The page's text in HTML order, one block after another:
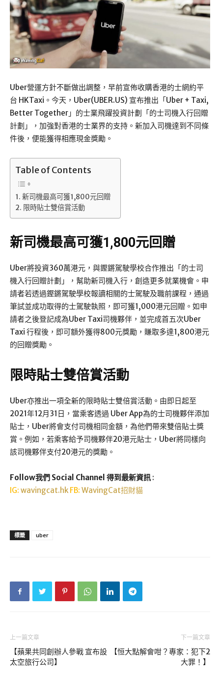
Uber營運方針不斷做出調整，早前宣佈收購香港的士網約平
台 HKTaxi。今天，Uber(UBER.US) 宣布推出「Uber + Taxi,
Better Together」的士業飛躍投資計劃「的士司機入行回贈
計劃」，加強對香港的士業界的支持。新加入司機達到不同條
件後，便能獲得相應現金獎勵。
Table of Contents
新司機最高可獲1,800元回贈
限時貼士雙倍賞活動
新司機最高可獲1,800元回贈
Uber將投資360萬港元，與鏗鏘駕駛學校合作推出「的士司
機入行回贈計劃」，幫助新司機入行，創造更多就業機會。申
請者若透過鏗鏘駕駛學校報讀相關的士駕駛及職前課程，通過
筆試並成功取得的士駕駛執照，即可獲1,000港元回贈。如申
請者之後登記成為Uber Taxi司機夥伴，並完成首五次Uber
Taxi 行程後，即可額外獲得800元獎勵，賺取多達1,800港元
的回贈獎勵。
限時貼士雙倍賞活動
Uber亦推出一項全新的限時貼士雙倍賞活動。由即日起至
2021年12月31日，當乘客透過 Uber App為的士司機夥伴添加
貼士，Uber將會支付司機相同金額，為他們帶來雙倍貼士獎
賞。例如，若乘客給予司機夥伴20港元貼士，Uber將同樣向
該司機夥伴支付20港元的獎勵。
Follow我們 Social Channel 得到最新資訊 :
IG: wavingcat.hk FB: WavingCat招財貓
標籤 uber
上一篇文章
【蘋果共同創辦人參戰 宣布設
太空旅行公司】
下一篇文章
【恒大點解會咁？專家：犯下2
大罪！】